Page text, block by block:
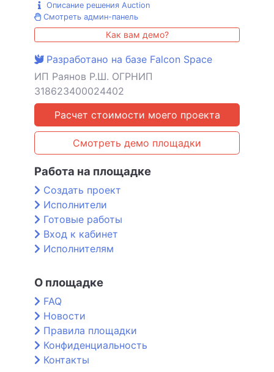
Описание решения Auction
Смотреть админ-панель
Как вам демо?
Разработано на базе Falcon Space
ИП Раянов Р.Ш. ОГРНИП
318623400024402
Расчет стоимости моего проекта
Смотреть демо площадки
Работа на площадке
Создать проект
Исполнители
Готовые работы
Вход к кабинет
Исполнителям
О площадке
FAQ
Новости
Правила площадки
Конфиденциальность
Контакты